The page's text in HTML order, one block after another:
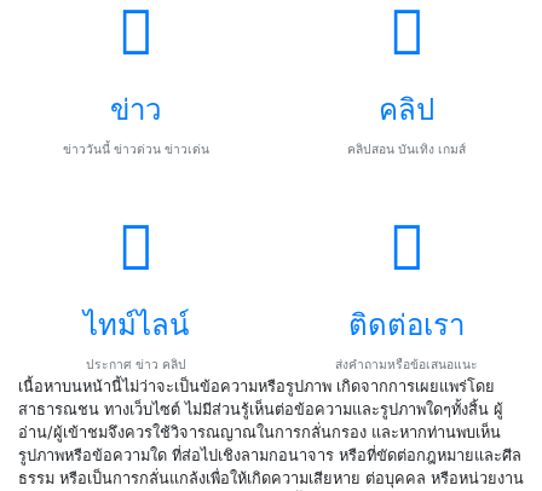
ข่าว
ข่าววันนี้ ข่าวด่วน ข่าวเด่น
คลิป
คลิปสอน บันเทิง เกมส์
ไทม์ไลน์
ประกาศ ข่าว คลิป
ติดต่อเรา
ส่งคำถามหรือข้อเสนอแนะ
เนื้อหาบนหน้านี้ไม่ว่าจะเป็นข้อความหรือรูปภาพ เกิดจากการเผยแพร่โดย
สาธารณชน ทางเว็บไซต์ ไม่มีส่วนรู้เห็นต่อข้อความและรูปภาพใดๆทั้งสิ้น ผู้
อ่าน/ผู้เข้าชมจึงควรใช้วิจารณญาณในการกลั่นกรอง และหากท่านพบเห็น
รูปภาพหรือข้อความใด ที่ส่อไปเชิงลามกอนาจาร หรือที่ขัดต่อกฎหมายและศีล
ธรรม หรือเป็นการกลั่นแกล้งเพื่อให้เกิดความเสียหาย ต่อบุคคล หรือหน่วยงาน